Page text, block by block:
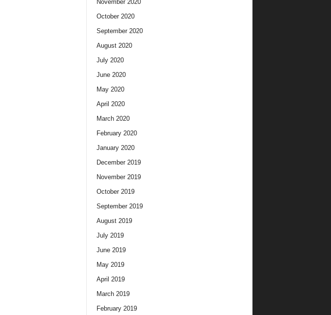
November 2020
October 2020
September 2020
August 2020
July 2020
June 2020
May 2020
April 2020
March 2020
February 2020
January 2020
December 2019
November 2019
October 2019
September 2019
August 2019
July 2019
June 2019
May 2019
April 2019
March 2019
February 2019